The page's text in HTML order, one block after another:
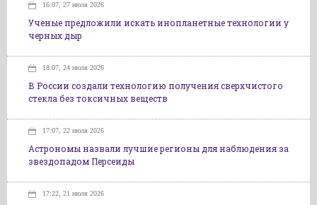
16:07, 27 июля 2026
Ученые предложили искать инопланетные технологии у
черных дыр
18:07, 24 июля 2026
В России создали технологию получения сверхчистого
стекла без токсичных веществ
17:07, 22 июля 2026
Астрономы назвали лучшие регионы для наблюдения за
звездопадом Персеиды
17:22, 21 июля 2026